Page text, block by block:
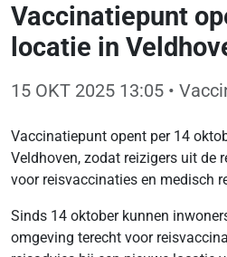
Vaccinatiepunt
locatie in
15 OKT 2025 13:05 •
Vaccinatiepunt opent per 14
Veldhoven, zodat reizigers uit de
voor reisvaccinaties en medisch
Sinds 14 oktober kunnen
omgeving terecht voor